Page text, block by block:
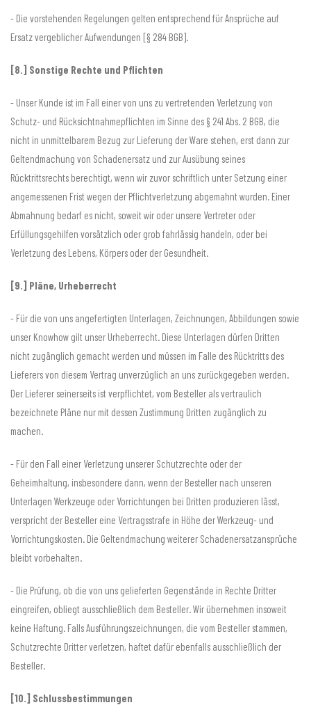
- Die vorstehenden Regelungen gelten entsprechend für Ansprüche auf
Ersatz vergeblicher Aufwendungen [§ 284 BGB].
[8.] Sonstige Rechte und Pflichten
- Unser Kunde ist im Fall einer von uns zu vertretenden Verletzung von
Schutz- und Rücksichtnahmepflichten im Sinne des § 241 Abs. 2 BGB, die
nicht in unmittelbarem Bezug zur Lieferung der Ware stehen, erst dann zur
Geltendmachung von Schadenersatz und zur Ausübung seines
Rücktrittsrechts berechtigt, wenn wir zuvor schriftlich unter Setzung einer
angemessenen Frist wegen der Pflichtverletzung abgemahnt wurden. Einer
Abmahnung bedarf es nicht, soweit wir oder unsere Vertreter oder
Erfüllungsgehilfen vorsätzlich oder grob fahrlässig handeln, oder bei
Verletzung des Lebens, Körpers oder der Gesundheit.
[9.] Pläne, Urheberrecht
- Für die von uns angefertigten Unterlagen, Zeichnungen, Abbildungen sowie
unser Knowhow gilt unser Urheberrecht. Diese Unterlagen dürfen Dritten
nicht zugänglich gemacht werden und müssen im Falle des Rücktritts des
Lieferers von diesem Vertrag unverzüglich an uns zurückgegeben werden.
Der Lieferer seinerseits ist verpflichtet, vom Besteller als vertraulich
bezeichnete Pläne nur mit dessen Zustimmung Dritten zugänglich zu
machen.
- Für den Fall einer Verletzung unserer Schutzrechte oder der
Geheimhaltung, insbesondere dann, wenn der Besteller nach unseren
Unterlagen Werkzeuge oder Vorrichtungen bei Dritten produzieren lässt,
verspricht der Besteller eine Vertragsstrafe in Höhe der Werkzeug- und
Vorrichtungskosten. Die Geltendmachung weiterer Schadenersatzansprüche
bleibt vorbehalten.
- Die Prüfung, ob die von uns gelieferten Gegenstände in Rechte Dritter
eingreifen, obliegt ausschließlich dem Besteller. Wir übernehmen insoweit
keine Haftung. Falls Ausführungszeichnungen, die vom Besteller stammen,
Schutzrechte Dritter verletzen, haftet dafür ebenfalls ausschließlich der
Besteller.
[10.] Schlussbestimmungen